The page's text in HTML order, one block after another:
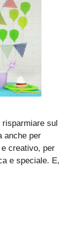
risparmiare sul
anche per
creativo, per
e speciale. E,